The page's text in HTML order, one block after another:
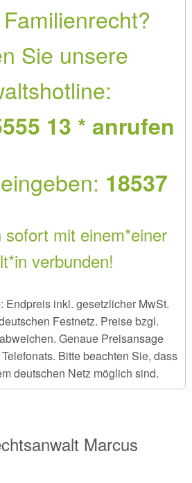
Sie unsere
13 * anrufen
18537
sofort mit einem*einer
verbunden!
: Endpreis inkl. gesetzlicher MwSt.
Festnetz. Preise bzgl.
Genaue Preisansage
Bitte beachten Sie, dass
deutschen Netz möglich sind.
Marcus